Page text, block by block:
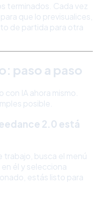
terminados. Cada vez
que lo previsualices,
de partida para otra
paso a paso
con IA ahora mismo.
posible.
2.0 está
trabajo, busca el menú
él y selecciona
estás listo para